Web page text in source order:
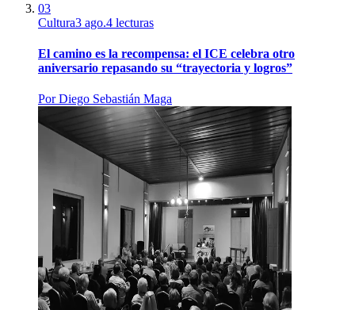
03
Cultura3 ago.4 lecturas
El camino es la recompensa: el ICE celebra otro
aniversario repasando su “trayectoria y logros”
PorDiego Sebastián Maga